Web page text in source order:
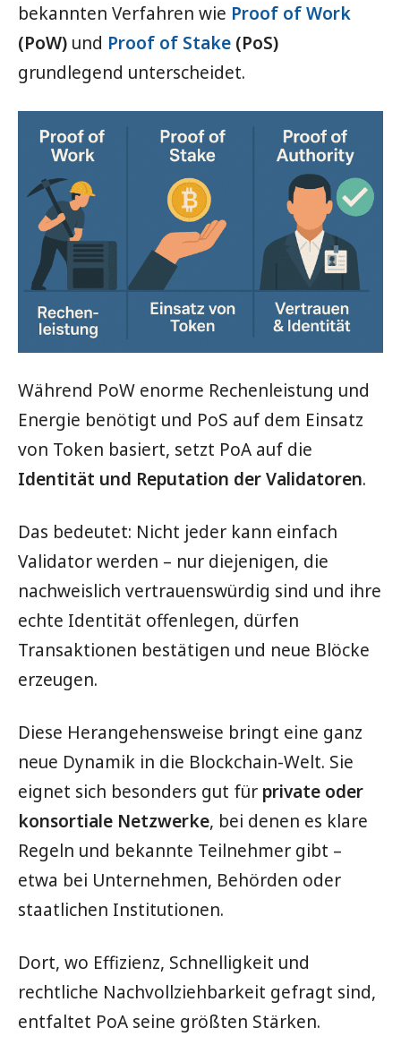
bekannten Verfahren wie Proof of Work
(PoW) und Proof of Stake (PoS)
grundlegend unterscheidet.
Während PoW enorme Rechenleistung und
Energie benötigt und PoS auf dem Einsatz
von Token basiert, setzt PoA auf die
Identität und Reputation der Validatoren.
Das bedeutet: Nicht jeder kann einfach
Validator werden – nur diejenigen, die
nachweislich vertrauenswürdig sind und ihre
echte Identität offenlegen, dürfen
Transaktionen bestätigen und neue Blöcke
erzeugen.
Diese Herangehensweise bringt eine ganz
neue Dynamik in die Blockchain-Welt. Sie
eignet sich besonders gut für private oder
konsortiale Netzwerke, bei denen es klare
Regeln und bekannte Teilnehmer gibt –
etwa bei Unternehmen, Behörden oder
staatlichen Institutionen.
Dort, wo Effizienz, Schnelligkeit und
rechtliche Nachvollziehbarkeit gefragt sind,
entfaltet PoA seine größten Stärken.